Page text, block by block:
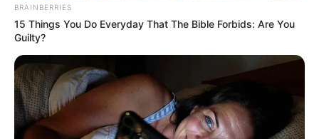
BRAINBERRIES
15 Things You Do Everyday That The Bible Forbids: Are You
Guilty?